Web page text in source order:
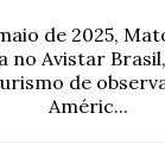
de 2025,
no Avistar
de
Améric...